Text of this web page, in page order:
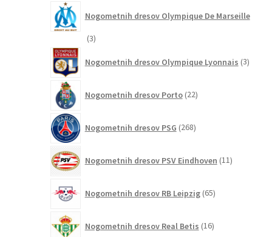
Nogometnih dresov Olympique De Marseille
33
Nogometnih dresov Olympique Lyonnais 3izdelki
Nogometnih dresov Porto 22izdelkov
Nogometnih dresov PSG 268izdelkov
Nogometnih dresov PSV Eindhoven 11izdelkov
Nogometnih dresov RB Leipzig 65izdelkov
Nogometnih dresov Real Betis 16izdelkov